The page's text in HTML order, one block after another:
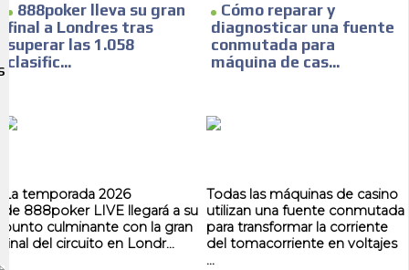
888poker lleva su gran
final a Londres tras
superar las 1.058
clasific...
La temporada 2026
de 888poker LIVE llegará a su
punto culminante con la gran
final del circuito en Londr...
Cómo reparar y
diagnosticar una fuente
conmutada para
máquina de cas...
Todas las máquinas de casino
utilizan una fuente conmutada
para transformar la corriente
del tomacorriente en voltajes
...